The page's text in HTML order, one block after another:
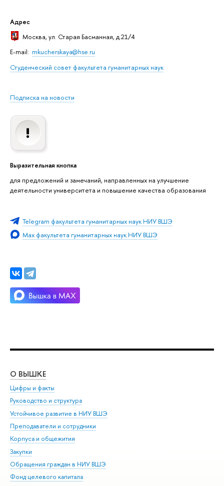
Адрес
Москва, ул. Старая Басманная, д.21/4
E-mail: mkucherskaya@hse.ru
Студенческий совет факультета гуманитарных наук
Подписка на новости
ыразительная кнопка
для предложений и замечаний, направленных на улучшение
деятельности университета и повышение качества образования
Telegram факультета гуманитарных наук НИУ ВШЭ
Max факультета гуманитарных наук НИУ ВШЭ
О ВЫШКЕ
Цифры и факты
Руководство и структура
Устойчивое развитие в НИУ ВШЭ
Преподаватели и сотрудники
Корпуса и общежития
Закупки
Обращения граждан в НИУ ВШЭ
Фонд целевого капитала